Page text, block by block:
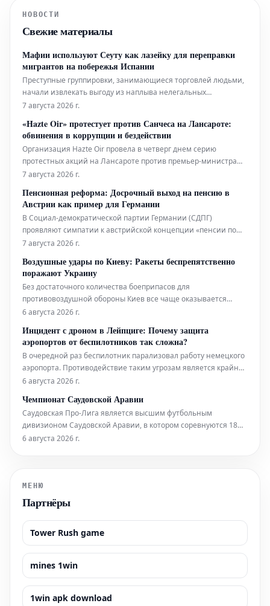
НОВОСТИ
Свежие материалы
Мафии используют Сеуту как лазейку для переправки
мигрантов на побережья Испании
Преступные группировки, занимающиеся торговлей людьми,
начали извлекать выгоду из наплыва нелегальных
мигрантов, заполонивших Сеуту в последние недели. Это
правительства Педро Санчес, который, наряду с королем
Марокко Мохаммедом VI, ране
7 августа 2026 г.
«Hazte Oir» протестует против Санчеса на Лансароте:
обвинения в коррупции и бездействии
Организация Hazte Oir провела в четверг днем серию
протестных акций на Лансароте против премьер-министра
Педро Санчеса, который в настоящее время проводит отпуск
комплекса была организована демонстрация с требованием
отставки Санчеса.
7 августа 2026 г.
Пенсионная реформа: Досрочный выход на пенсию в
Австрии как пример для Германии
В Социал-демократической партии Германии (СДПГ)
проявляют симпатии к австрийской концепции «пенсии по
тяжелому труду» (Schwerarbeitspension) в контексте
подход вызывает интерес как потенциальная модель для
немецкой пенсионной системы. Одна
7 августа 2026 г.
Воздушные удары по Киеву: Ракеты беспрепятственно
поражают Украину
Без достаточного количества боеприпасов для
противовоздушной обороны Киев все чаще оказывается
беззащитным перед российскими ракетными атаками. Эта
человеческих жертв.
6 августа 2026 г.
Инцидент с дроном в Лейпциге: Почему защита
аэропортов от беспилотников так сложна?
В очередной раз беспилотник парализовал работу немецкого
аэропорта. Противодействие таким угрозам является крайне
сложной технической задачей, а текущее правовое
6 августа 2026 г.
Чемпионат Саудовской Аравии
Саудовская Про-Лига является высшим футбольным
дивизионом Саудовской Аравии, в котором соревнуются 18
команд. Среди участников лиги выделяются такие крупные и
6 августа 2026 г.
МЕНЮ
Партнёры
Tower Rush game
mines 1win
1win apk download